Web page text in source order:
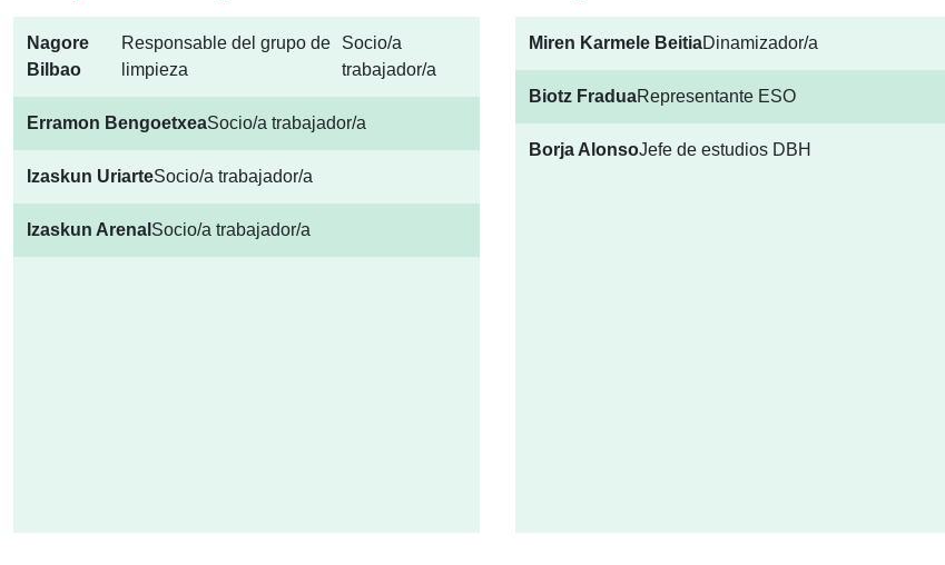
Nagore
Bilbao
Responsable del grupo de
limpieza
Socio/a
trabajador/a
Erramon BengoetxeaSocio/a trabajador/a
Izaskun UriarteSocio/a trabajador/a
Izaskun Arenal Socio/a trabajador/a
Miren Karmele BeitiaDinamizador/a
Biotz FraduaRepresentante ESO
Borja AlonsoJefe de estudios DBH